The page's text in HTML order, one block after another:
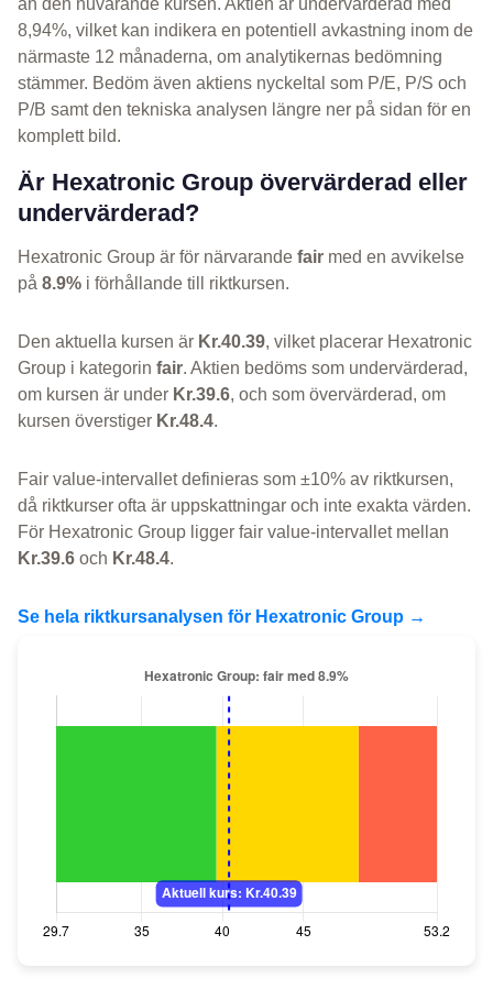
än den nuvarande kursen. Aktien är undervärderad med
8,94%, vilket kan indikera en potentiell avkastning inom de
närmaste 12 månaderna, om analytikernas bedömning
stämmer. Bedöm även aktiens nyckeltal som P/E, P/S och
P/B samt den tekniska analysen längre ner på sidan för en
komplett bild.
Är Hexatronic Group övervärderad eller
undervärderad?
Hexatronic Group är för närvarande fair med en avvikelse
på 8.9% i förhållande till riktkursen.
Den aktuella kursen är Kr.40.39, vilket placerar Hexatronic
Group i kategorin fair. Aktien bedöms som undervärderad,
om kursen är under Kr.39.6, och som övervärderad, om
kursen överstiger Kr.48.4.
Fair value-intervallet definieras som ±10% av riktkursen,
då riktkurser ofta är uppskattningar och inte exakta värden.
För Hexatronic Group ligger fair value-intervallet mellan
Kr.39.6 och Kr.48.4.
Se hela riktkursanalysen för Hexatronic Group →